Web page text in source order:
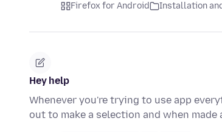
Firefox for Android Installation
Hey help
Whenever you're trying to use app
out to make a selection and when